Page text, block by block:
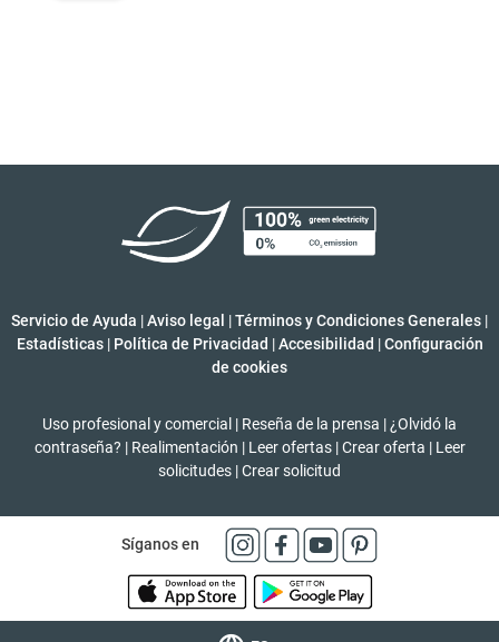
Servicio de Ayuda |Aviso legal |Términos y Condiciones Generales |
Estadísticas | Política de Privacidad | Accesibilidad | Configuración
de cookies
Uso profesional y comercial | Reseña de la prensa | ¿Olvidó la
contraseña? | Realimentación | Leer ofertas | Crear oferta | Leer
solicitudes |Crear solicitud
Síganos en